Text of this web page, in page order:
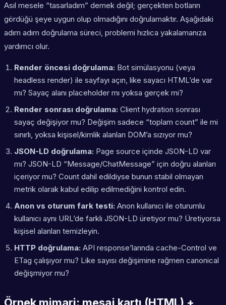
Asıl mesele “tasarladım” demek değil; gerçekten botların
gördüğü şeye uygun olup olmadığını doğrulamaktır. Aşağıdaki
adım adım doğrulama süreci, problemi hızlıca yakalamanıza
yardımcı olur.
Render öncesi doğrulama: Bot simülasyonu (veya
headless render) ile sayfayı açın, like sayacı HTML’de var
mı? Sayaç alanı placeholder mı yoksa gerçek mi?
Render sonrası doğrulama: Client hydration sonrası
sayaç değişiyor mu? Değişim sadece “toplam count” ile mi
sınırlı, yoksa kişisel/kimlik alanları DOM’a sızıyor mu?
JSON-LD doğrulama: Page source içinde JSON-LD var
mı? JSON-LD “Message/ChatMessage” için doğru alanları
içeriyor mu? Count dahil edildiyse bunun stabil olmayan
metrik olarak kabul edilip edilmediğini kontrol edin.
Anon vs oturum fark testi: Anon kullanıcı ile oturumlu
kullanıcı aynı URL’de farklı JSON-LD üretiyor mu? Üretiyorsa
kişisel alanları temizleyin.
HTTP doğrulama: API response’larında cache-Control ve
ETag çalışıyor mu? Like sayısı değişimine rağmen canonical
değişmiyor mu?